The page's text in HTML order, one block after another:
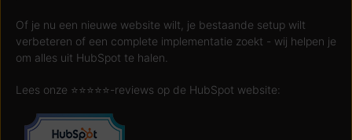
Of je nu een nieuwe website wilt, je bestaande setup wilt
verbeteren of een complete implementatie zoekt - wij helpen je
om alles uit HubSpot te halen.
Lees onze ⭐️⭐️⭐️⭐️⭐️-reviews op de HubSpot website: